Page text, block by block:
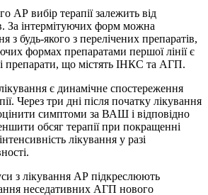
АР вибір терапії залежить від
За інтермітуючих форм можна
з будь-якого з перелічених препаратів,
формах препаратами першої лінії є
препарати, що містять ІНКС та АГП.
є динамічне спостереження
Через три дні після початку лікування
симптоми за ВАШ і відповідно
обсяг терапії при покращенні
лікування у разі
з лікування АР підкреслюють
неседативних АГП нового